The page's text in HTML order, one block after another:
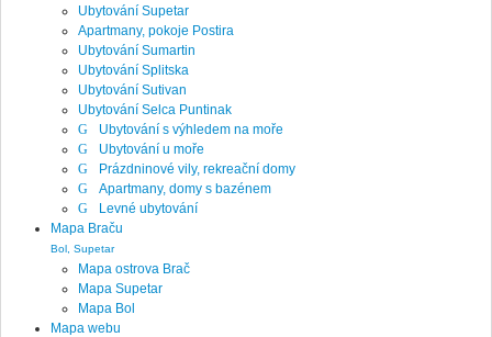
Ubytování Supetar
Apartmany, pokoje Postira
Ubytování Sumartin
Ubytování Splitska
Ubytování Sutivan
Ubytování Selca Puntinak
Ubytování s výhledem na moře
Ubytování u moře
Prázdninové vily, rekreační domy
Apartmany, domy s bazénem
Levné ubytování
Mapa Braču
Bol, Supetar
Mapa ostrova Brač
Mapa Supetar
Mapa Bol
Mapa webu